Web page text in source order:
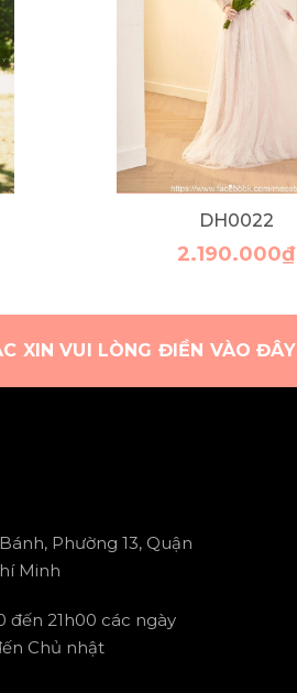
DH0022
2.190.000₫
XIN VUI LÒNG ĐIỀN VÀO ĐÂY
Phường 13, Quận
Minh
đến 21h00 các ngày
Chủ nhật